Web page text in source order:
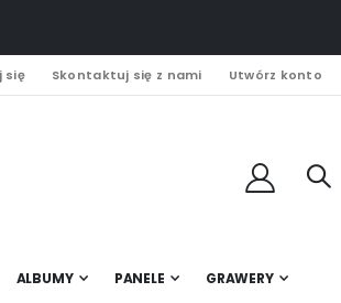
się Skontaktuj się z nami Utwórz konto
ALBUMY PANELE GRAWERY